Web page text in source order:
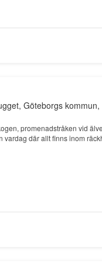
Göteborgs kommun,
promenadstråken vid
vardag där allt finns inom